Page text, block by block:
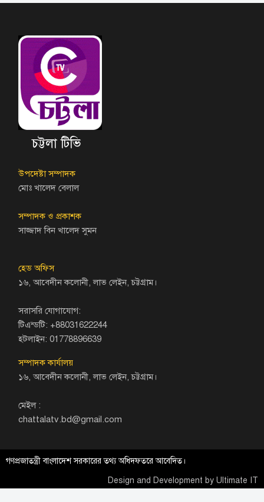
চট্টলা টিভি
উপদেষ্টা সম্পাদক
মোঃ খালেদ বেলাল
সম্পাদক ও প্রকাশক
সাজ্জাদ বিন খালেদ সুমন
হেড অফিস
১৬, আবেদীন কলোনী, লাভ লেইন, চট্টগ্রাম।
সরাসরি যোগাযোগ:
টিএন্ডটি: +88031622244
হটলাইন: 01778896639
সম্পাদক কার্যালয়
১৬, আবেদীন কলোনী, লাভ লেইন, চট্টগ্রাম।
মেইল :
chattalatv.bd@gmail.com
গণপ্রজাতন্ত্রী বাংলাদেশ সরকারের তথ্য অধিদফতরে আবেদিত।
Design and Development by Ultimate IT